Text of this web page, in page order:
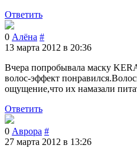
Ответить
0 Алёна #
13 марта 2012 в 20:36
Вчера попробывала маску
волос-эффект
ощущение,что их намазали
Ответить
0 Аврора #
27 марта 2012 в 13:26